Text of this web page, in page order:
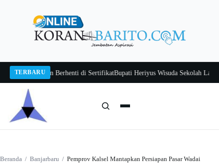
TERBARU
Jangan Berhenti di SertifikatBupati Heriyus Wisuda Sekolah Lansia
Beranda / Banjarbaru / Pemprov Kalsel Mantapkan Persiapan Pasar Wadai